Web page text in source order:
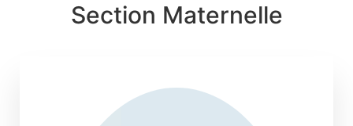
Section Maternelle